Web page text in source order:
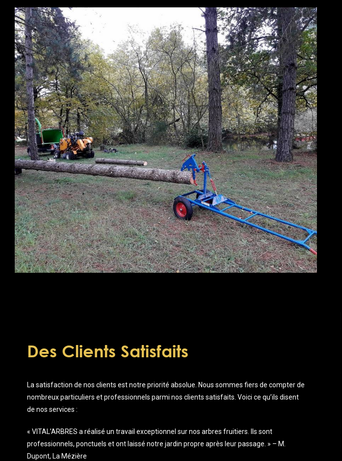
Des Clients Satisfaits
La satisfaction de nos clients est notre priorité absolue. Nous sommes fiers de compter de
nombreux particuliers et professionnels parmi nos clients satisfaits. Voici ce qu’ils disent
de nos services :
« VITAL’ARBRES a réalisé un travail exceptionnel sur nos arbres fruitiers. Ils sont
professionnels, ponctuels et ont laissé notre jardin propre après leur passage. » – M.
Dupont, La Mézière